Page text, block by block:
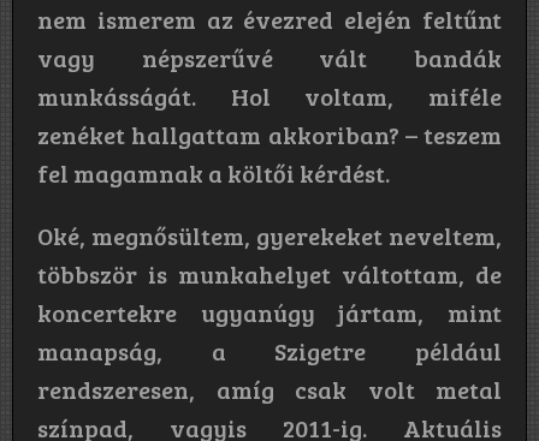
nem ismerem az évezred elején feltűnt
vagy népszerűvé vált bandák
munkásságát. Hol voltam, miféle
zenéket hallgattam akkoriban? – teszem
fel magamnak a költői kérdést.
Oké, megnősültem, gyerekeket neveltem,
többször is munkahelyet váltottam, de
koncertekre ugyanúgy jártam, mint
manapság, a Szigetre például
rendszeresen, amíg csak volt metal
színpad, vagyis 2011-ig. Aktuális